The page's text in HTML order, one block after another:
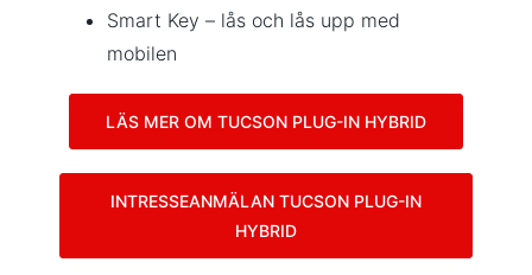
Smart Key – lås och lås upp med
mobilen
LÄS MER OM TUCSON PLUG-IN HYBRID
INTRESSEANMÄLAN TUCSON PLUG-IN
HYBRID